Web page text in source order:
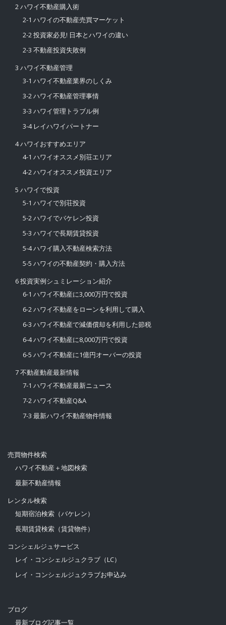
エリア
Price range: $ 1 to $ 5,000
空室
ペットOK
室内洗濯機と乾燥機
パーキング
不動産購入の流れ
1 ハワイに移住
1-1 ハワイ移住体験談
1-2 移住ビザに関して
1-3 移住のメリット・デメリット
2 ハワイ不動産購入術
2-1 ハワイの不動産売買マーケット
2-2 投資家必見! 日本とハワイの違い
2-3 不動産投資失敗例
3 ハワイ不動産管理
3-1 ハワイ不動産業界のしくみ
3-2 ハワイ不動産管理事情
3-3 ハワイ管理トラブル例
3-4 レイハワイパートナー
4 ハワイおすすめエリア
4-1 ハワイオススメ別荘エリア
5 ハワイで投資
5-1 ハワイで別荘投資
5-2 ハワイでバケレン投資
5-3 ハワイで長期賃貸投資
5-4 ハワイ購入不動産検索方法
5-5 ハワイの不動産契約・購入方法
6 投資実例シュミレーション紹介
6-1 ハワイ不動産に3,000万円で投資
6-2 ハワイ不動産をローンを利用して購入